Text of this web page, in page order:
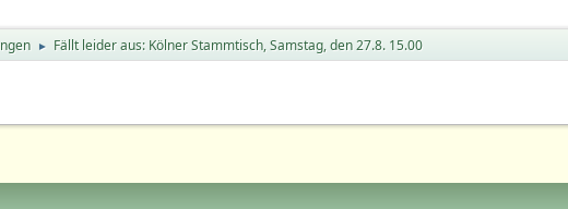
► Fällt leider aus: Kölner Stammtisch, Samstag, den 27.8. 15.00